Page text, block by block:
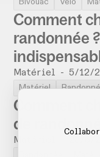
Bivouac Vélo
Comment
randonnée
Matériel -5/12/
Matériel
Comment
de
Matériel